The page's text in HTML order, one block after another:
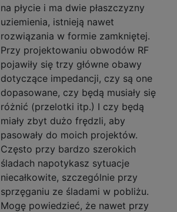
na płycie i ma dwie płaszczyzny
uziemienia, istnieją nawet
rozwiązania w formie zamkniętej.
Przy projektowaniu obwodów RF
pojawiły się trzy główne obawy
dotyczące impedancji, czy są one
dopasowane, czy będą musiały się
różnić (przelotki itp.) I czy będą
miały zbyt dużo frędzli, aby
pasowały do ​​moich projektów.
Często przy bardzo szerokich
śladach napotykasz sytuacje
niecałkowite, szczególnie przy
sprzęganiu ze śladami w pobliżu.
Mogę powiedzieć, że nawet przy